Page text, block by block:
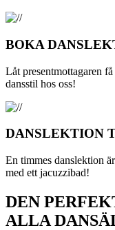
BOKA
Låt presentmottagaren
dansstil hos oss!
DANSLEKTION
En timmes danslektion
med ett jacuzzibad!
DEN
ALLA